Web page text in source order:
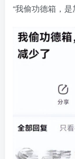
“我偷功德箱，是